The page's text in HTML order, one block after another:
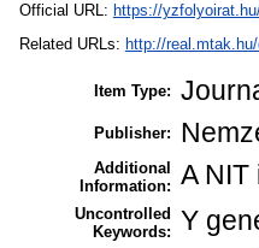
Official URL: https://
Related URLs: http://
Item Type:
Publisher:
Additional
Information: A NIT
Uncontrolled
Keywords: Y